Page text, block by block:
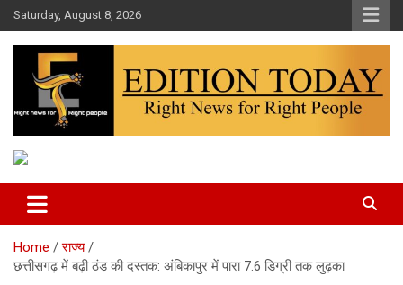
Skip
to
content
Saturday, August 8, 2026
Edition Today
Home
राज्य
छत्तीसगढ़ में बढ़ी ठंड की दस्तक: अंबिकापुर में पारा 7.6 डिग्री तक लुढ़का